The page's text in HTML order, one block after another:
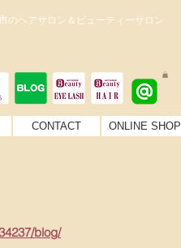
CONTACT ONLINE SHOP
のヘアサロン＆ビューティーサロン
blog/